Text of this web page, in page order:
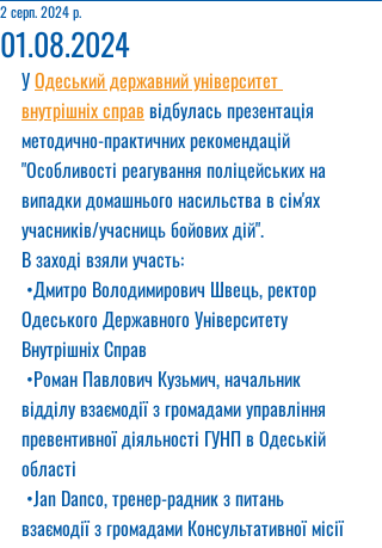
01.08.2024
2 серп. 2024 р.
У Одеський державний університет
внутрішніх справ відбулась презентація
методично-практичних рекомендацій
"Особливості реагування поліцейських на
випадки домашнього насильства в сім'ях
учасників/учасниць бойових дій".
В заході взяли участь:
•Дмитро Володимирович Швець, ректор
Одеського Державного Університету
Внутрішніх Справ
•Роман Павлович Кузьмич, начальник
відділу взаємодії з громадами управління
превентивної діяльності ГУНП в Одеській
області
•Jan Danco, тренер-радник з питань
взаємодії з громадами Консультативної місії